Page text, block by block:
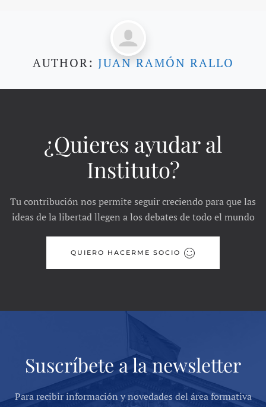
AUTHOR: JUAN RAMÓN RALLO
¿Quieres ayudar al
Instituto?
Tu contribución nos permite seguir creciendo para que las
ideas de la libertad llegen a los debates de todo el mundo
QUIERO HACERME SOCIO
Suscríbete a la newsletter
Para recibir información y novedades del área formativa